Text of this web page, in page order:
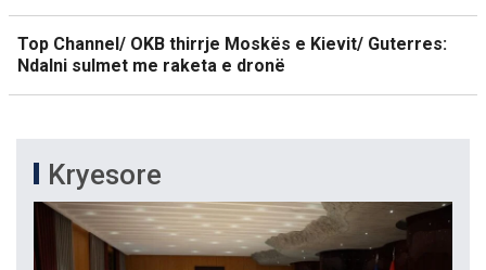
Top Channel/ OKB thirrje Moskës e Kievit/ Guterres:
Ndalni sulmet me raketa e dronë
Kryesore